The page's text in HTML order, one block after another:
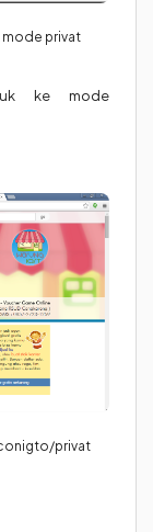
mode privat
ke mode
privat